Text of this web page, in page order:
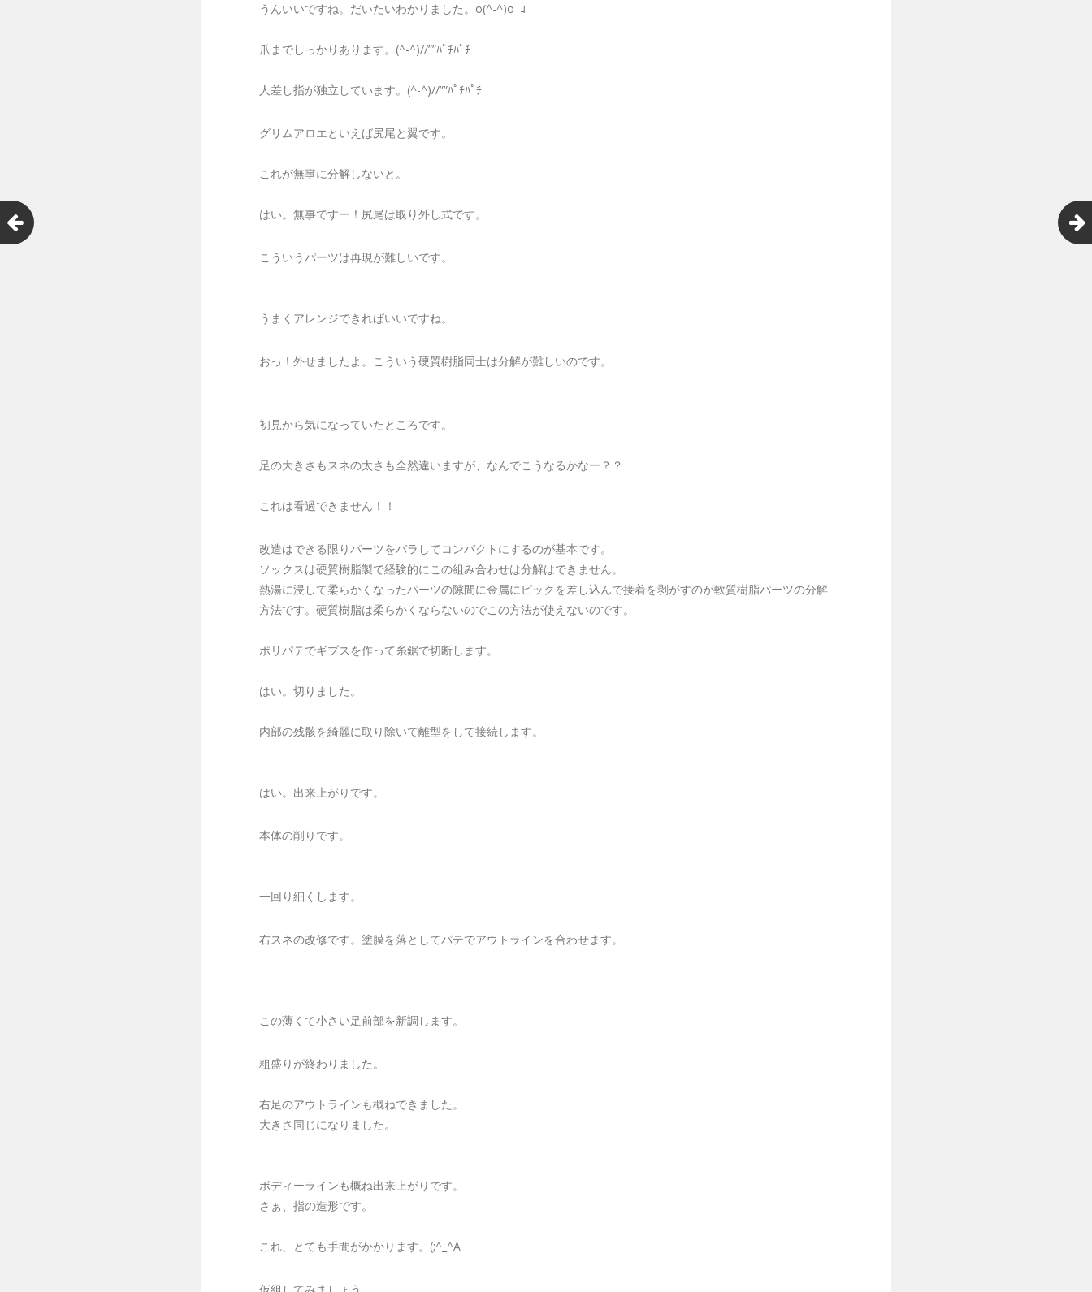
うんいいですね。だいたいわかりました。o(^-^)oﾆｺ
爪までしっかりあります。(^-^)//””ﾊﾟﾁﾊﾟﾁ
人差し指が独立しています。(^-^)//””ﾊﾟﾁﾊﾟﾁ
グリムアロエといえば尻尾と翼です。
これが無事に分解しないと。
はい。無事ですー！尻尾は取り外し式です。
こういうパーツは再現が難しいです。
うまくアレンジできればいいですね。
おっ！外せましたよ。こういう硬質樹脂同士は分解が難しいのです。
初見から気になっていたところです。
足の大きさもスネの太さも全然違いますが、なんでこうなるかなー？？
これは看過できません！！
改造はできる限りパーツをバラしてコンパクトにするのが基本です。
ソックスは硬質樹脂製で経験的にこの組み合わせは分解はできません。
熱湯に浸して柔らかくなったパーツの隙間に金属にピックを差し込んで接着を剥がすのが軟質樹脂パーツの分解
方法です。硬質樹脂は柔らかくならないのでこの方法が使えないのです。
ポリパテでギプスを作って糸鋸で切断します。
はい。切りました。
内部の残骸を綺麗に取り除いて離型をして接続します。
はい。出来上がりです。
本体の削りです。
一回り細くします。
右スネの改修です。塗膜を落としてパテでアウトラインを合わせます。
この薄くて小さい足前部を新調します。
粗盛りが終わりました。
右足のアウトラインも概ねできました。
大きさ同じになりました。
ボディーラインも概ね出来上がりです。
さぁ、指の造形です。
これ、とても手間がかかります。(;^_^A